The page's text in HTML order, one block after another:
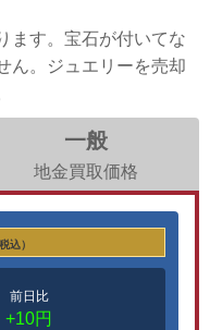
ます。宝石が付いてな
ん。ジュエリーを売却
一般
地金買取価格
税込）
前日比
+10円